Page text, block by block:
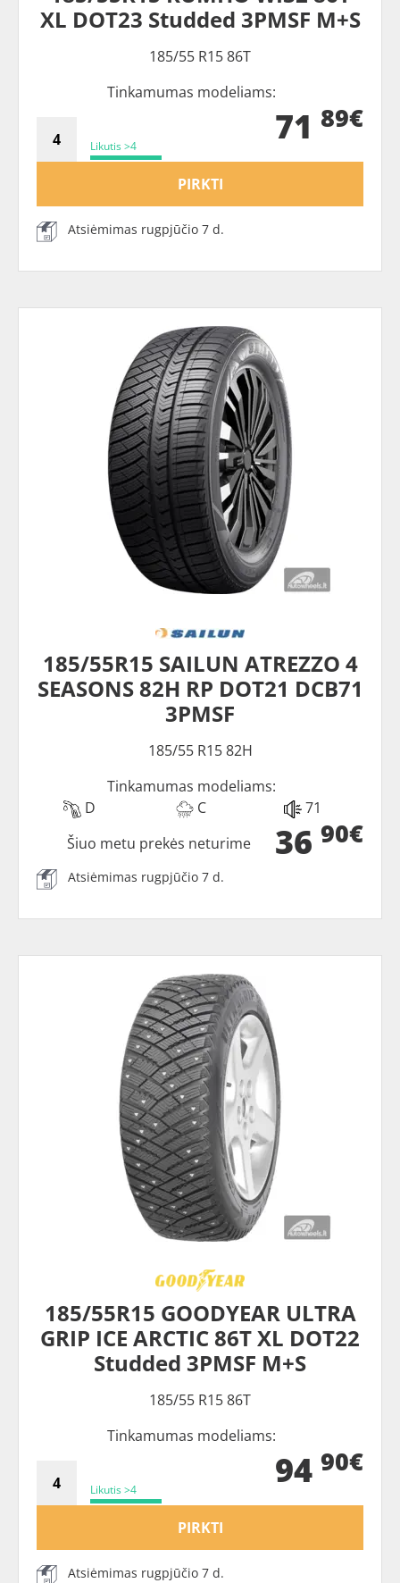
XL DOT23 Studded 3PMSF M+S
185/55 R15 86T
Tinkamumas modeliams:
Likutis >4 71 89€
PIRKTI
Atsiėmimas rugpjūčio 7 d.
185/55R15 SAILUN ATREZZO 4
SEASONS 82H RP DOT21 DCB71
3PMSF
185/55 R15 82H
Tinkamumas modeliams:
D
C 71
36 90€
Šiuo metu prekės neturime
Atsiėmimas rugpjūčio 7 d.
185/55R15 GOODYEAR ULTRA
GRIP ICE ARCTIC 86T XL DOT22
Studded 3PMSF M+S
185/55 R15 86T
Tinkamumas modeliams:
Likutis >4 94 90€
PIRKTI
Atsiėmimas rugpjūčio 7 d.